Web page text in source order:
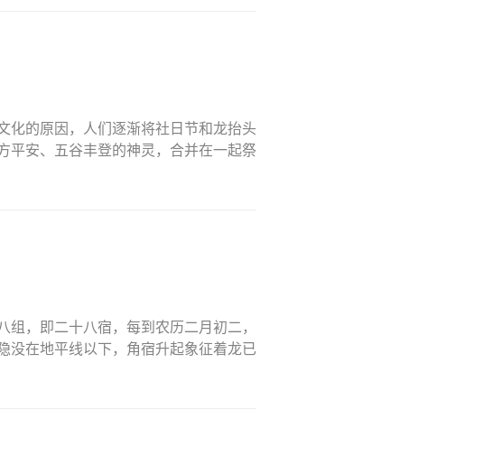
化的原因，人们逐渐将社日节和龙抬头
平安、五谷丰登的神灵，合并在一起祭
，即二十八宿，每到农历二月初二，
没在地平线以下，角宿升起象征着龙已